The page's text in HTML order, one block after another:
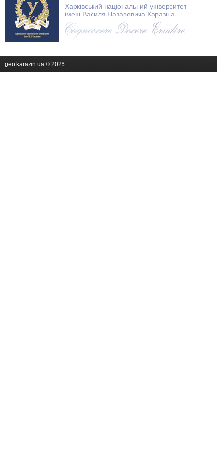
Харківський національний університет
імені Василя Назаровича Каразіна
geo.karazin.ua © 2026